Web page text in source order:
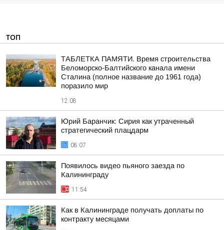
ТОП
ТАБЛЕТКА ПАМЯТИ. Время строительства
Беломорско-Балтийского канала имени
Сталина (полное название до 1961 года)
поразило мир
12:08
Юрий Баранчик: Сирия как утраченный
стратегический плацдарм
08:07
Появилось видео пьяного заезда по
Калининграду
11:54
Как в Калининграде получать доплаты по
контракту месяцами